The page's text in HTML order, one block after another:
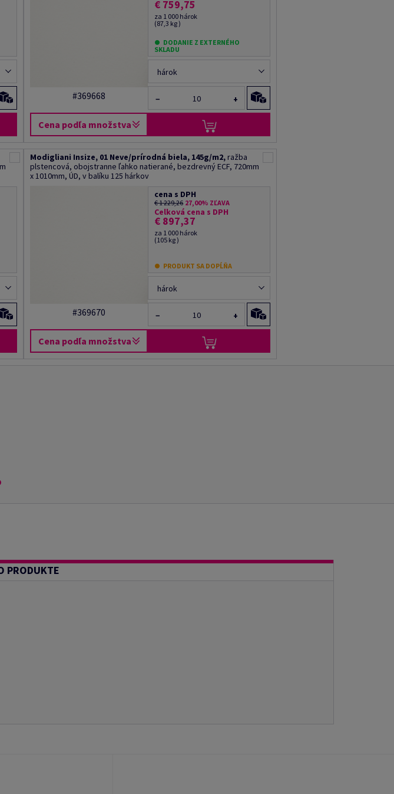
#369668
Cena podľa množstva
€ 759,75
za 1 000 hárok
(87,3 kg )
DODANIE Z EXTERNÉHO
SKLADU
hárok
− +
Modigliani Insize, 01 Neve/prírodná biela, 145g/m2,ražba
plstencová, obojstranne ľahko natierané, bezdrevný ECF, 720mm
x 1010mm, ÚD, v balíku 125 hárkov
#369670
Cena podľa množstva
cena s DPH
€ 1 229,26 27,00% ZĽAVA
Celková cena s DPH
€ 897,37
za 1 000 hárok
(105 kg )
PRODUKT SA DOPĹŇA
hárok
− +
PRODUKTE